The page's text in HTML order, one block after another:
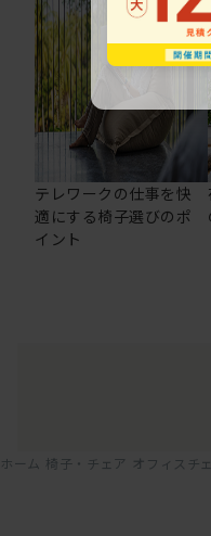
テレワークの仕事を快
適にする椅子選びのポ
イント
ホーム 椅子・チェア オフィスチ